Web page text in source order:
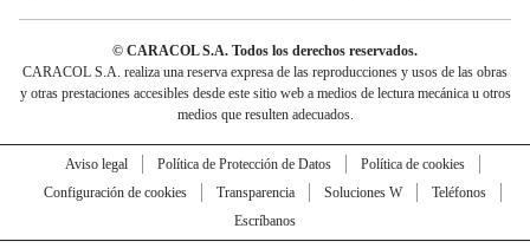
© CARACOL S.A. Todos los derechos reservados.
CARACOL S.A. realiza una reserva expresa de las reproducciones y usos de las obras
y otras prestaciones accesibles desde este sitio web a medios de lectura mecánica u otros
medios que resulten adecuados.
Aviso legal Política de Protección de Datos
Política de cookies
Configuración de cookies
Transparencia Soluciones W
Teléfonos
Escríbanos